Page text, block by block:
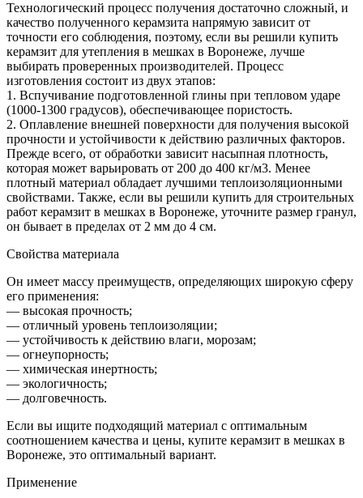
Технологический процесс получения достаточно сложный, и
качество полученного керамзита напрямую зависит от
точности его соблюдения, поэтому, если вы решили купить
керамзит для утепления в мешках в Воронеже, лучше
выбирать проверенных производителей. Процесс
изготовления состоит из двух этапов:
1. Вспучивание подготовленной глины при тепловом ударе
(1000-1300 градусов), обеспечивающее пористость.
2. Оплавление внешней поверхности для получения высокой
прочности и устойчивости к действию различных факторов.
Прежде всего, от обработки зависит насыпная плотность,
которая может варьировать от 200 до 400 кг/м3. Менее
плотный материал обладает лучшими теплоизоляционными
свойствами. Также, если вы решили купить для строительных
работ керамзит в мешках в Воронеже, уточните размер гранул,
он бывает в пределах от 2 мм до 4 см.
Свойства материала
Он имеет массу преимуществ, определяющих широкую сферу
его применения:
— высокая прочность;
— отличный уровень теплоизоляции;
— устойчивость к действию влаги, морозам;
— огнеупорность;
— химическая инертность;
— экологичность;
— долговечность.
Если вы ищите подходящий материал с оптимальным
соотношением качества и цены, купите керамзит в мешках в
Воронеже, это оптимальный вариант.
Применение